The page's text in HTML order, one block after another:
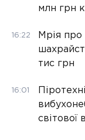
млн грн
16:22
Мрія про
тис грн
16:01
світової